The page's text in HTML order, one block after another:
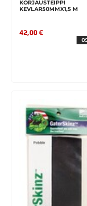
KORJAUSTEIPPI
KEVLAR50MMX1,5 M
42,00 €